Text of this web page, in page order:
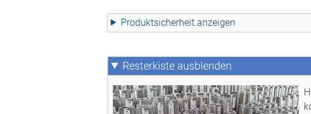
Produktsicherheit
Resterkiste